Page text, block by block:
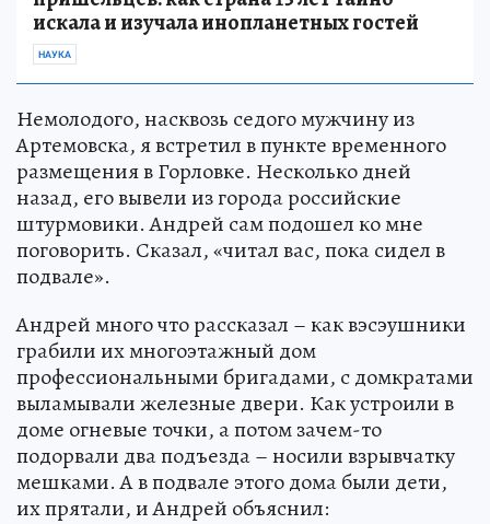
искала и изучала инопланетных гостей
НАУКА
Немолодого, насквозь седого мужчину из
Артемовска, я встретил в пункте временного
размещения в Горловке. Несколько дней
назад, его вывели из города российские
штурмовики. Андрей сам подошел ко мне
поговорить. Сказал, «читал вас, пока сидел в
подвале».
Андрей много что рассказал – как вэсэушники
грабили их многоэтажный дом
профессиональными бригадами, с домкратами
выламывали железные двери. Как устроили в
доме огневые точки, а потом зачем-то
подорвали два подъезда – носили взрывчатку
мешками. А в подвале этого дома были дети,
их прятали, и Андрей объяснил: